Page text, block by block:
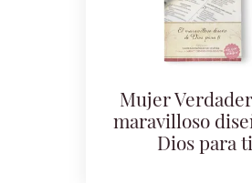
Mujer
maravilloso
Dios para ti